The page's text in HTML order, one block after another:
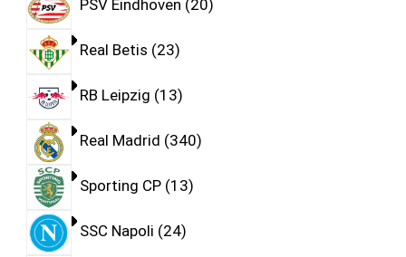
PSV Eindhoven 20
Real Betis 23
RB Leipzig 13
Real Madrid 340
Sporting CP 13
SSC Napoli 24